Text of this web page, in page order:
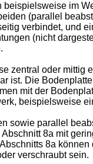
beispielsweise im
(parallel
verbindet, und
(nicht
zentral oder mittig
ist. Die
mit der
beispielsweise
sowie parallel
8a mit
8a
verschraubt sein.